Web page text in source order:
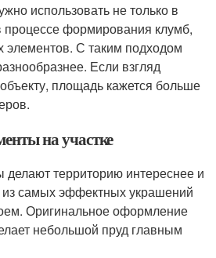
использовать не только в
процессе формирования клумб,
элементов. С таким подходом
Если взгляд
объекту, площадь кажется больше
на участке
территорию интереснее и
самых эффектных украшений
Оригинальное оформление
небольшой пруд главным